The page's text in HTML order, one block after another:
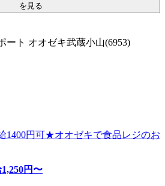
を見る
ート オオゼキ武蔵小山(6953)
1400円可★オオゼキで食品レジのお
1,250円〜